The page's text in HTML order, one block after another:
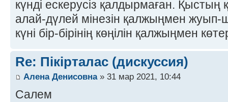
күнді ескерусіз қалдырмаған. Қыстың
алай-дүлей мінезін қалжыңмен жуып-
күні бір-бірінің көңілін қалжыңмен
Re: Пікірталас (дискуссия)
Алена Денисовна» 31 мар 2021, 10:44
Салем